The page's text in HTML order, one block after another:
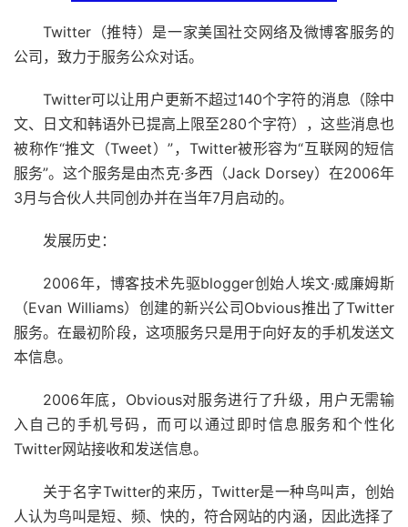
Twitter（推特）是一家美国社交网络及微博客服务的
公司，致力于服务公众对话。
Twitter可以让用户更新不超过140个字符的消息（除中
文、日文和韩语外已提高上限至280个字符），这些消息也
被称作“推文（Tweet）”，Twitter被形容为“互联网的短信
服务”。这个服务是由杰克·多西（Jack Dorsey）在2006年
3月与合伙人共同创办并在当年7月启动的。
发展历史：
2006年，博客技术先驱blogger创始人埃文·威廉姆斯
（Evan Williams）创建的新兴公司Obvious推出了Twitter
服务。在最初阶段，这项服务只是用于向好友的手机发送文
本信息。
2006年底，Obvious对服务进行了升级，用户无需输
入自己的手机号码，而可以通过即时信息服务和个性化
Twitter网站接收和发送信息。
关于名字Twitter的来历，Twitter是一种鸟叫声，创始
人认为鸟叫是短、频、快的，符合网站的内涵，因此选择了